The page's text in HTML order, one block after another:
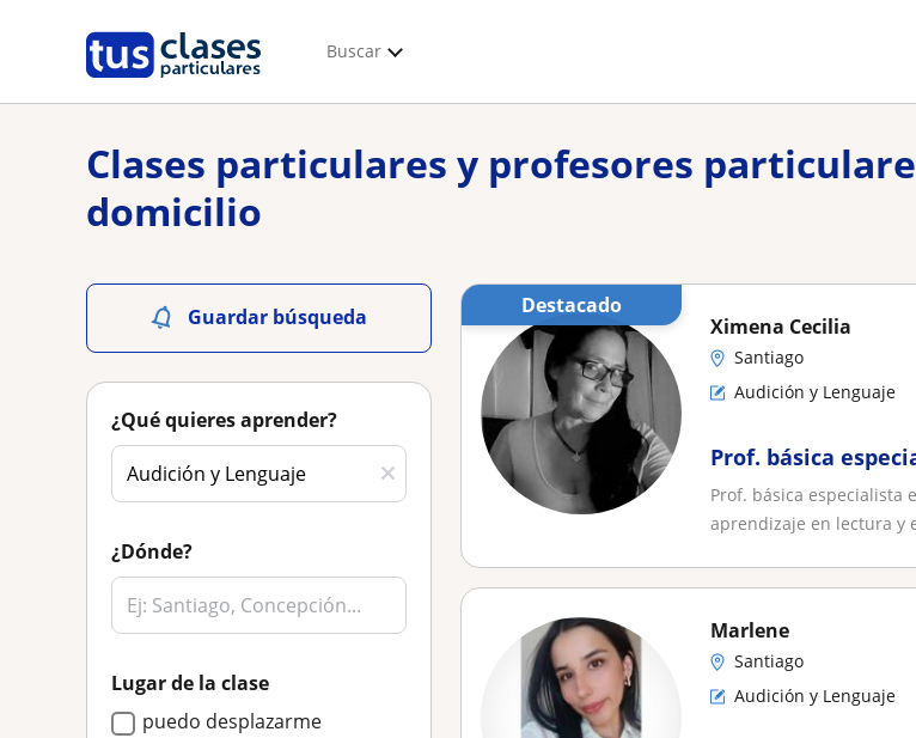
Buscar
Clases particulares y profesores
domicilio
Guardar búsqueda
¿Qué quieres aprender?
¿Dónde?
Lugar de la clase
puedo desplazarme
Destacado
Ximena Cecilia
Santiago
Audición y Lenguaje
Prof. básica
Prof. básica especialista
aprendizaje en lectura y
Marlene
Santiago
Audición y Lenguaje